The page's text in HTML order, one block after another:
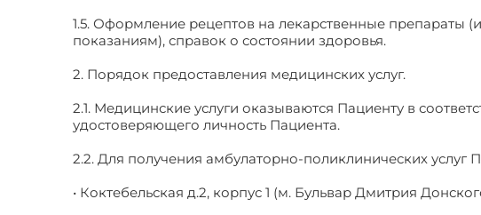
1.5. Оформление рецептов на лекарственные препараты
показаниям), справок о состоянии здоровья.
2. Порядок предоставления медицинских услуг.
2.1. Медицинские услуги оказываются Пациенту в
удостоверяющего личность Пациента.
2.2. Для получения амбулаторно-поликлинических услуг
• Коктебельская д.2, корпус 1 (м. Бульвар Дмитрия